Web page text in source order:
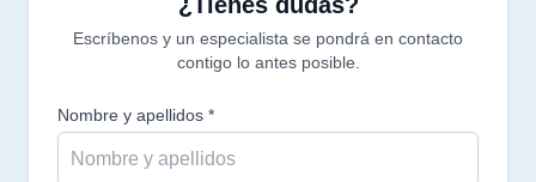
Escríbenos y un especialista se pondrá en contacto
contigo lo antes posible.
Nombre y apellidos *